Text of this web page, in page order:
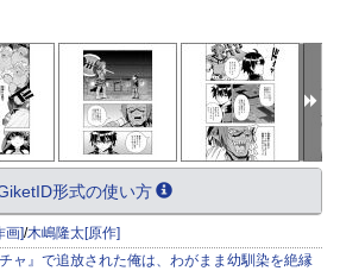
形式の使い方
画]/木嶋隆太[原作]
ャ』で追放された俺は、わがまま幼馴染を絶縁